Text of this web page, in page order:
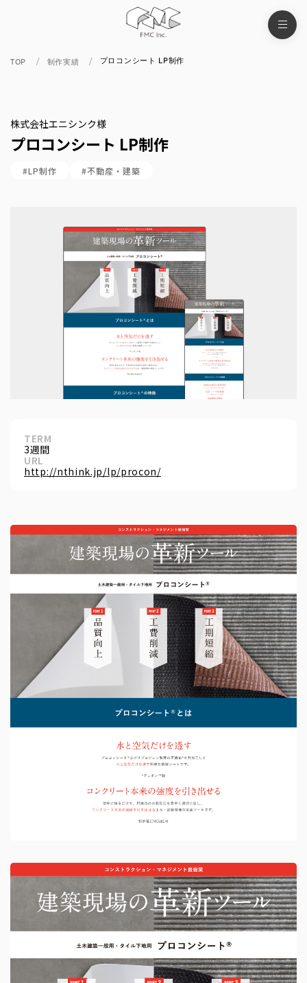
TOP 制作実績 プロコンシート LP制作
株式会社エニシンク様
プロコンシート LP制作
#LP制作 #不動産・建築
TERM
3週間
URL
http://nthink.jp/lp/procon/